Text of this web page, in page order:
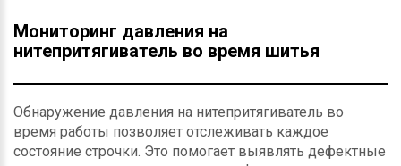
Мониторинг давления на
нитепритягиватель во время шитья
Обнаружение давления на нитепритягиватель во
время работы позволяет отслеживать каждое
состояние строчки. Это помогает выявлять дефектные